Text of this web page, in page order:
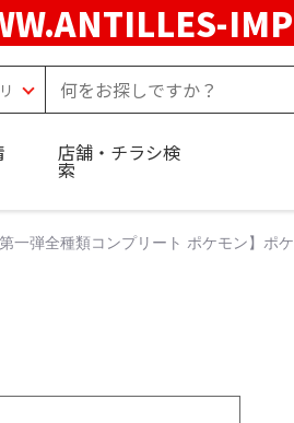
店舗・チラシ検
索
一弾全種類コンプリート ポケモン】ポ